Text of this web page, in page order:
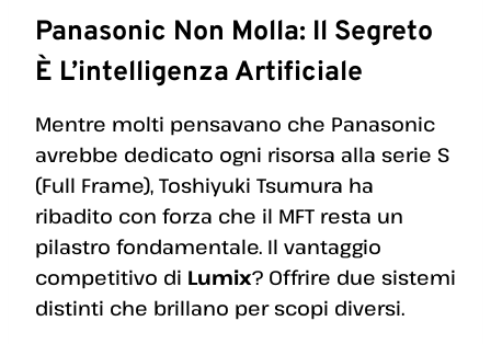
Panasonic Non Molla: Il Segreto
È L’intelligenza Artificiale
Mentre molti pensavano che Panasonic
avrebbe dedicato ogni risorsa alla serie S
(Full Frame), Toshiyuki Tsumura ha
ribadito con forza che il MFT resta un
pilastro fondamentale. Il vantaggio
competitivo di Lumix? Offrire due sistemi
distinti che brillano per scopi diversi.